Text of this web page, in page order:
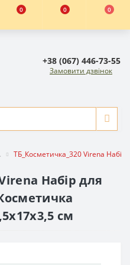
0 0 0
+38 (067) 446-73-55
Замовити дзвінок
ТБ_Косметичка_320 Virena
Набір для
см